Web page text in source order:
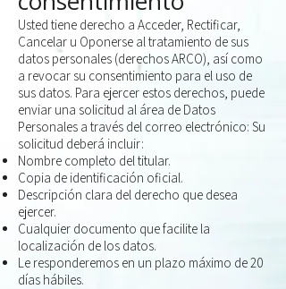
Usted tiene derecho a Acceder, Rectificar,
Cancelar u Oponerse al tratamiento de sus
datos personales (derechos ARCO), así como
a revocar su consentimiento para el uso de
sus datos. Para ejercer estos derechos, puede
enviar una solicitud al área de Datos
Personales a través del correo electrónico: Su
solicitud deberá incluir:
Nombre completo del titular.
Copia de identificación oficial.
Descripción clara del derecho que desea
ejercer.
Cualquier documento que facilite la
localización de los datos.
Le responderemos en un plazo máximo de 20
días hábiles.